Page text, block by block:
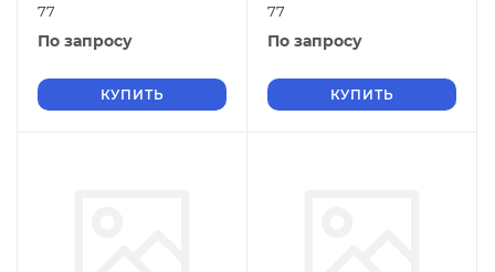
77
По запросу
КУПИТЬ
77
По запросу
КУПИТЬ